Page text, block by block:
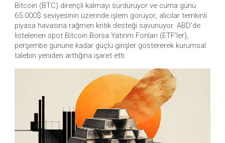
Bitcoin (BTC) dirençli kalmayı sürdürüyor ve cuma günü
65.000$ seviyesinin üzerinde işlem görüyor; alıcılar temkinli
piyasa havasına rağmen kritik desteği savunuyor. ABD'de
listelenen spot Bitcoin Borsa Yatırım Fonları (ETF'ler),
perşembe gününe kadar güçlü girişler göstererek kurumsal
talebin yeniden arttığına işaret etti.